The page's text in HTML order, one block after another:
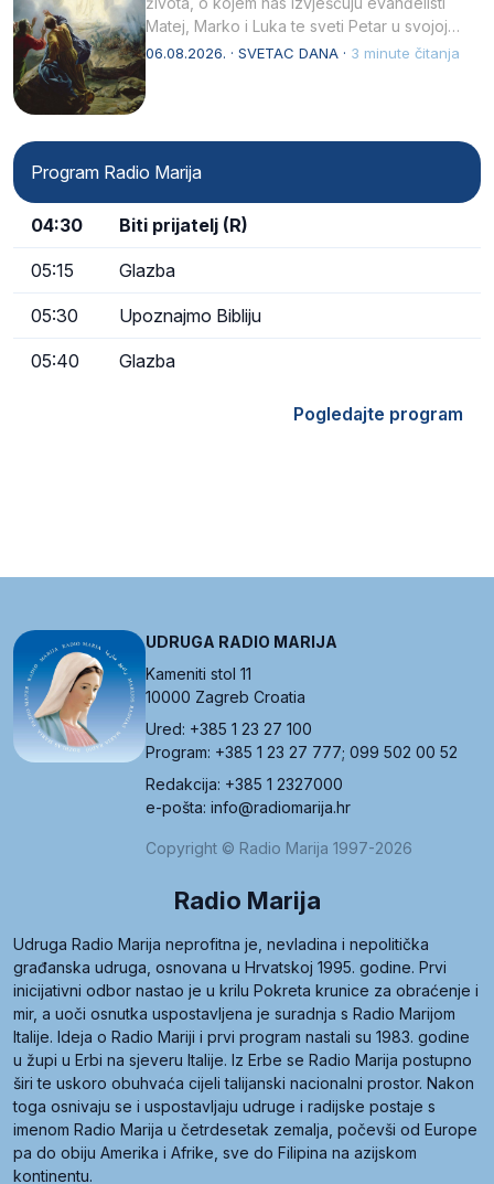
Matej, Marko i Luka te sveti Petar u svojoj
drugoj…
06.08.2026. · SVETAC DANA · 3 minute čitanja
Program Radio Marija
04:30 Biti prijatelj (R)
05:15 Glazba
05:30 Upoznajmo Bibliju
05:40 Glazba
Pogledajte program
UDRUGA RADIO MARIJA
Kameniti stol 11
10000 Zagreb Croatia
Ured: +385 1 23 27 100
Program: +385 1 23 27 777; 099 502 00 52
Redakcija: +385 1 2327000
e-pošta: info@radiomarija.hr
Copyright © Radio Marija 1997-2026
Radio Marija
Udruga Radio Marija neprofitna je, nevladina i nepolitička
građanska udruga, osnovana u Hrvatskoj 1995. godine. Prvi
inicijativni odbor nastao je u krilu Pokreta krunice za obraćenje i
mir, a uoči osnutka uspostavljena je suradnja s Radio Marijom
Italije. Ideja o Radio Mariji i prvi program nastali su 1983. godine
u župi u Erbi na sjeveru Italije. Iz Erbe se Radio Marija postupno
širi te uskoro obuhvaća cijeli talijanski nacionalni prostor. Nakon
toga osnivaju se i uspostavljaju udruge i radijske postaje s
imenom Radio Marija u četrdesetak zemalja, počevši od Europe
pa do obiju Amerika i Afrike, sve do Filipina na azijskom
kontinentu.